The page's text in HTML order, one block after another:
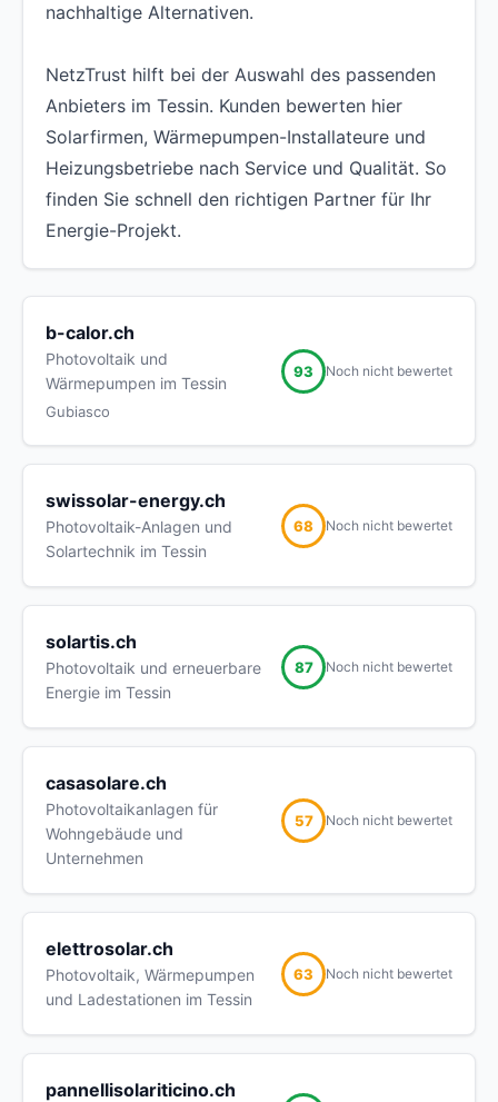
nachhaltige Alternativen.
NetzTrust hilft bei der Auswahl des passenden
Anbieters im Tessin. Kunden bewerten hier
Solarfirmen, Wärmepumpen-Installateure und
Heizungsbetriebe nach Service und Qualität. So
finden Sie schnell den richtigen Partner für Ihr
Energie-Projekt.
b-calor.ch
Photovoltaik und
Wärmepumpen im Tessin
Gubiasco
93 Noch nicht bewertet
swissolar-energy.ch
Photovoltaik-Anlagen und
Solartechnik im Tessin
68 Noch nicht bewertet
solartis.ch
Photovoltaik und erneuerbare
Energie im Tessin
87 Noch nicht bewertet
casasolare.ch
Photovoltaikanlagen für
Wohngebäude und
Unternehmen
57 Noch nicht bewertet
elettrosolar.ch
Photovoltaik, Wärmepumpen
und Ladestationen im Tessin
63 Noch nicht bewertet
pannellisolariticino.ch